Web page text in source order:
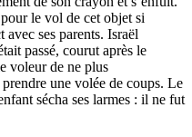
le vol de cet objet si
ses parents. Israël
passé, courut après le
voleur de ne plus
une volée de coups. Le
sécha ses larmes : il ne fut